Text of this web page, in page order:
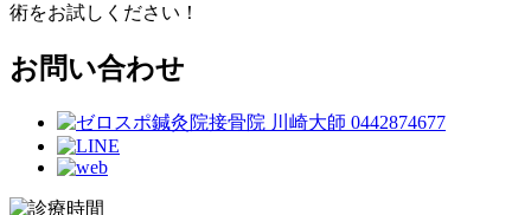
術をお試しください！
お問い合わせ